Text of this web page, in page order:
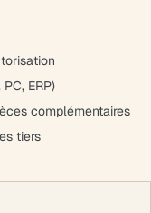
ERP)
complémentaires
tiers